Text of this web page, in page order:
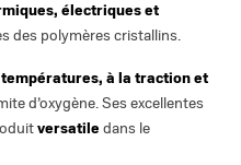
électriques et
des polymères cristallins.
à la traction et
d’oxygène. Ses excellentes
versatile dans le